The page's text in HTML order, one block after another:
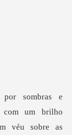
com um brilho